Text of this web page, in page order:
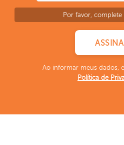
Por favor, complete
Ao informar meus dados,
Política de